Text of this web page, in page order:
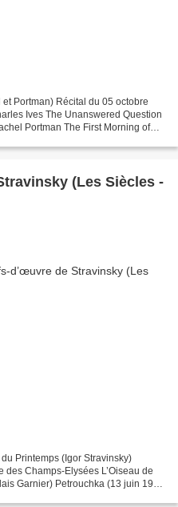
Portman) Récital du 05 octobre
Ives The Unanswered Question
Portman The First Morning of
(Les Siècles -
Printemps (Igor Stravinsky)
Champs-Elysées L’Oiseau de
Garnier) Petrouchka (13 juin 1911